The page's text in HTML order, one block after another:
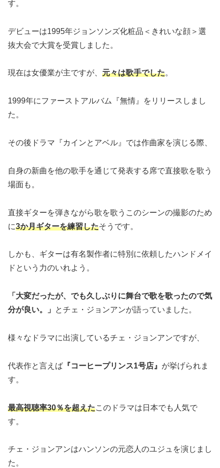
す。
デビューは1995年ジョンソンズ化粧品＜きれいな顔＞選
抜大会で大賞を受賞しました。
現在は女優業が主ですが、 元々は歌手でした。
1999年にファーストアルバム『無情』をリリースしまし
た。
その後ドラマ『カインとアベル』では作曲家を演じる際、
自身の新曲を他の歌手を通じて発表する席で直接歌を歌う
場面も。
直接ギターを弾きながら歌を歌うこのシーンの撮影のため
に3か月ギターを練習したそうです。
しかも、ギターは有名製作者に特別に依頼したハンドメイ
ドという力のいれよう。
「大変だったが、でも久しぶりに舞台で歌を歌ったので気
分が良い。」
とチェ・ジョンアンが語っていました。
様々なドラマに出演しているチェ・ジョンアンですが、
代表作と言えば 『コーヒープリンス1号店』 が挙げられま
す。
最高視聴率30％を超えたこのドラマは日本でも人気で
す。
チェ・ジョンアンはハンソンの元恋人のユジュを演じまし
た。